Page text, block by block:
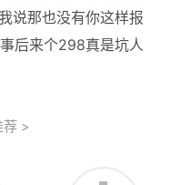
说那也没有你这样报
后来个298真是坑人
荐 >